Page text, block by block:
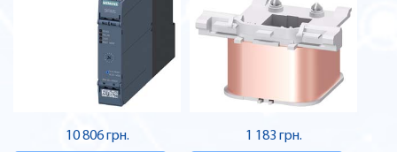
10 806 грн. 1 183 грн.